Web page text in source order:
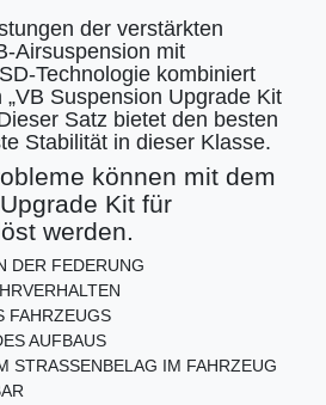
der verstärkten
Airsuspension mit
Technologie kombiniert
Suspension Upgrade Kit
Satz bietet den besten
Stabilität in dieser Klasse.
können mit dem
Kit für
werden.
DER FEDERUNG
FAHRZEUGS
AUFBAUS
STRASSENBELAG IM FAHRZEUG